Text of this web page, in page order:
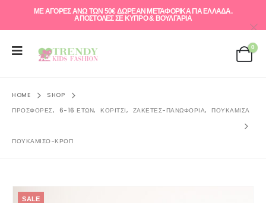
ΜΕ ΑΓΟΡΕΣ ΑΝΩ ΤΩΝ 50€ ΔΩΡΕΑΝ ΜΕΤΑΦΟΡΙΚΑ ΓΙΑ ΕΛΛAΔΑ.
ΑΠΟΣΤΟΛΕΣ ΣΕ ΚΥΠΡΟ & ΒΟΥΛΓΑΡΙΑ
0
HOME
SHOP
ΠΡΟΣΦΟΡΈΣ, 6-16 ΕΤΏΝ, ΚΟΡΊΤΣΙ, ΖΑΚΈΤΕΣ-ΠΑΝΩΦΌΡΙΑ, ΠΟΥΚΆΜΙΣΑ
ΠΟΥΚΆΜΙΣΟ-ΚΡΟΠ
SALE